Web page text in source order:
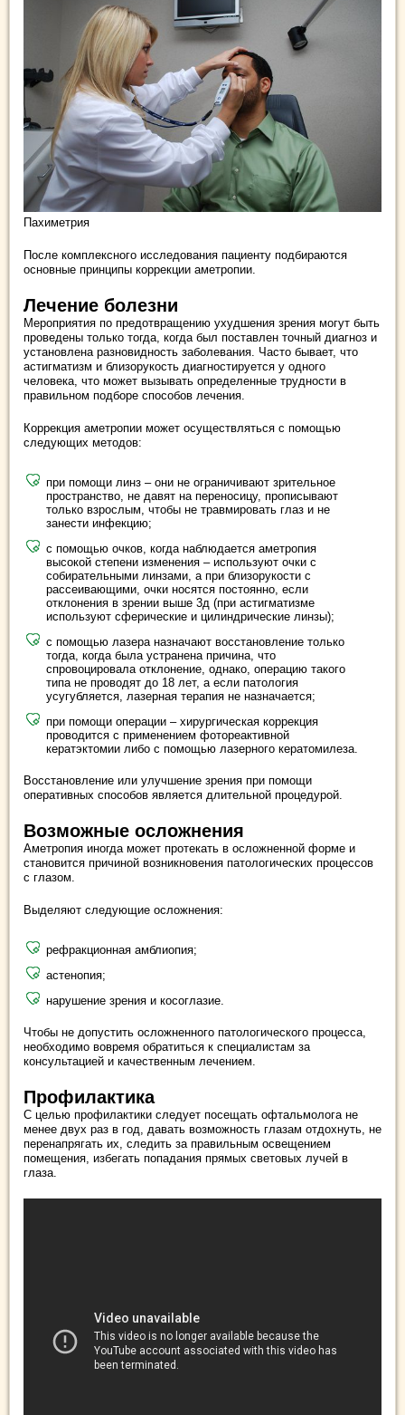
Пахиметрия
После комплексного исследования пациенту подбираются
основные принципы коррекции аметропии.
Лечение болезни
Мероприятия по предотвращению ухудшения зрения могут быть
проведены только тогда, когда был поставлен точный диагноз и
установлена разновидность заболевания. Часто бывает, что
астигматизм и близорукость диагностируется у одного
человека, что может вызывать определенные трудности в
правильном подборе способов лечения.
Коррекция аметропии может осуществляться с помощью
следующих методов:
при помощи линз – они не ограничивают зрительное
пространство, не давят на переносицу, прописывают
только взрослым, чтобы не травмировать глаз и не
занести инфекцию;
с помощью очков, когда наблюдается аметропия
высокой степени изменения – используют очки с
собирательными линзами, а при близорукости с
рассеивающими, очки носятся постоянно, если
отклонения в зрении выше 3д (при астигматизме
используют сферические и цилиндрические линзы);
с помощью лазера назначают восстановление только
тогда, когда была устранена причина, что
спровоцировала отклонение, однако, операцию такого
типа не проводят до 18 лет, а если патология
усугубляется, лазерная терапия не назначается;
при помощи операции – хирургическая коррекция
проводится с применением фотореактивной
кератэктомии либо с помощью лазерного кератомилеза.
Восстановление или улучшение зрения при помощи
оперативных способов является длительной процедурой.
Возможные осложнения
Аметропия иногда может протекать в осложненной форме и
становится причиной возникновения патологических процессов
с глазом.
Выделяют следующие осложнения:
рефракционная амблиопия;
астенопия;
нарушение зрения и косоглазие.
Чтобы не допустить осложненного патологического процесса,
необходимо вовремя обратиться к специалистам за
консультацией и качественным лечением.
Профилактика
С целью профилактики следует посещать офтальмолога не
менее двух раз в год, давать возможность глазам отдохнуть, не
перенапрягать их, следить за правильным освещением
помещения, избегать попадания прямых световых лучей в
глаза.